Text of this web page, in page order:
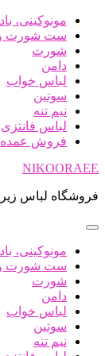
پرش
محتوا
مونوکینی،
ست شورت و
شورت
دامن
لباس خواب
سوتین
نیم تنه
لباس فانتزی
فروش عمده
NIKOORAEE
فروشگاه لباس
مونوکینی،
ست شورت و
شورت
دامن
لباس خواب
سوتین
نیم تنه